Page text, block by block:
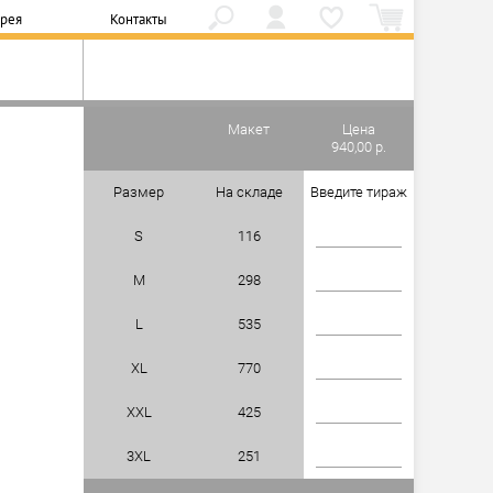
Контакты
Макет
Цена
940,00 р.
Размер На складе Введите тираж
S 116
M 298
L 535
XL 770
XXL 425
3XL 251